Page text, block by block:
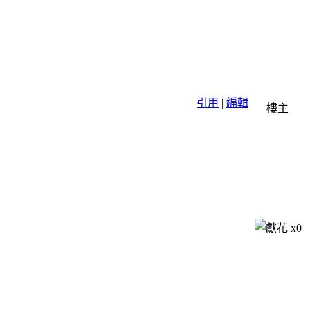
引用 | 編輯 樓主
x0